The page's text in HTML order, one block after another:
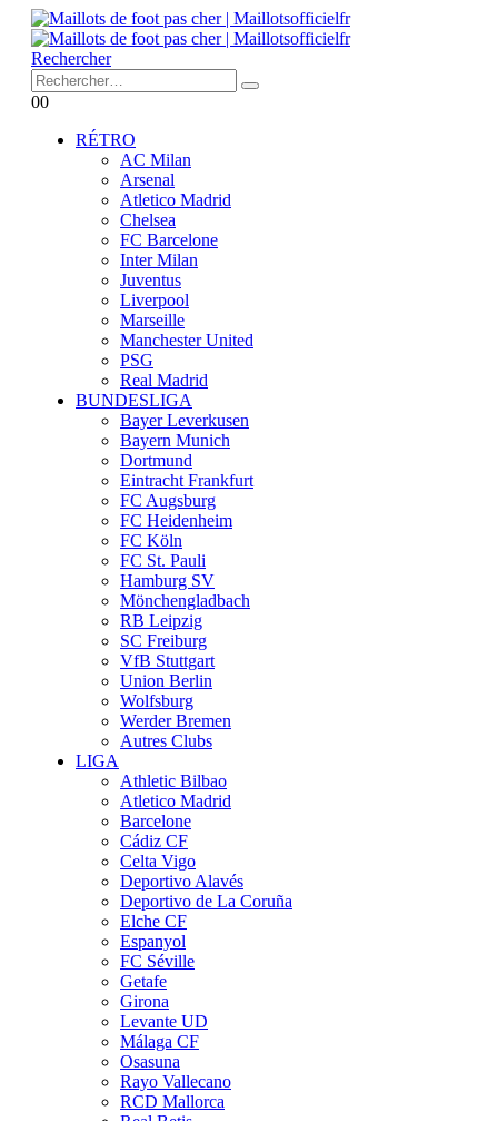
Rechercher
00
RÉTRO
AC Milan
Arsenal
Atletico Madrid
Chelsea
FC Barcelone
Inter Milan
Juventus
Liverpool
Marseille
Manchester United
PSG
Real Madrid
BUNDESLIGA
Bayer Leverkusen
Bayern Munich
Dortmund
Eintracht Frankfurt
FC Augsburg
FC Heidenheim
FC Köln
FC St. Pauli
Hamburg SV
Mönchengladbach
RB Leipzig
SC Freiburg
VfB Stuttgart
Union Berlin
Wolfsburg
Werder Bremen
Autres Clubs
LIGA
Athletic Bilbao
Atletico Madrid
Barcelone
Cádiz CF
Celta Vigo
Deportivo Alavés
Deportivo de La Coruña
Elche CF
Espanyol
FC Séville
Getafe
Girona
Levante UD
Málaga CF
Osasuna
Rayo Vallecano
RCD Mallorca